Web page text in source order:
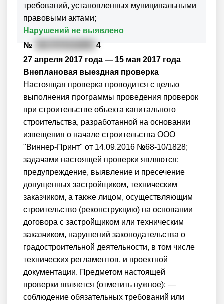
требований, установленных муниципальными
правовыми актами;
Нарушений не выявлено
№
4
27 апреля 2017 года — 15 мая 2017 года
Внеплановая выездная проверка
Настоящая проверка проводится с целью
выполнения программы проведения проверок
при строительстве объекта капитального
строительства, разработанной на основании
извещения о начале строительства ООО
"Виннер-Принт" от 14.09.2016 №68-10/1828;
задачами настоящей проверки являются:
предупреждение, выявление и пресечение
допущенных застройщиком, техническим
заказчиком, а также лицом, осуществляющим
строительство (реконструкцию) на основании
договора с застройщиком или техническим
заказчиком, нарушений законодательства о
градостроительной деятельности, в том числе
технических регламентов, и проектной
документации. Предметом настоящей
проверки является (отметить нужное): —
соблюдение обязательных требований или